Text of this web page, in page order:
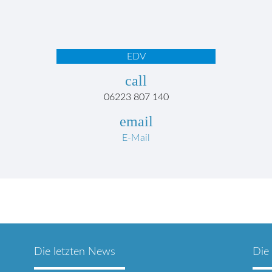
EDV
call
06223 807 140
email
E-Mail
Die letzten News Die